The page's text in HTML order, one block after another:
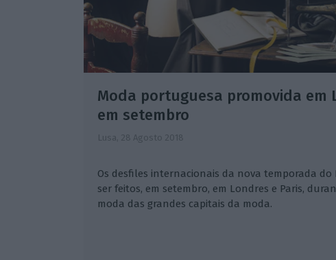
Moda portuguesa promovida em
em setembro
Lusa, 28 Agosto 2018
Os desfiles internacionais da nova temporada
ser feitos, em setembro, em Londres e Paris,
moda das grandes capitais da moda.